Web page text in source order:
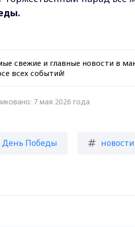
свежие и главные новости в
всех событий!
7 мая 2026 года
День Победы